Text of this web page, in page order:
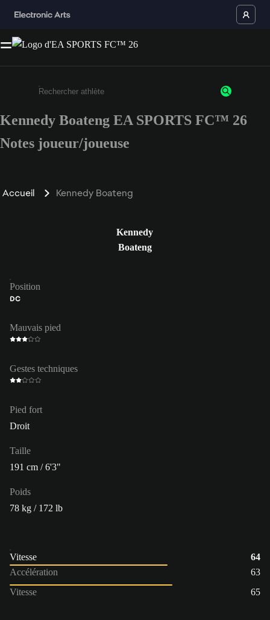
Saisissez au moins 3 caractères ou chiffres.
Kennedy Boateng EA SPORTS FC™ 26
Notes joueur/joueuse
Accueil Kennedy Boateng
Kennedy
Boateng
Position
DC
Mauvais pied
Gestes techniques
Pied fort
Droit
Taille
191 cm / 6'3"
Poids
78 kg / 172 lb
Vitesse
64
Accélération
63
Vitesse
65